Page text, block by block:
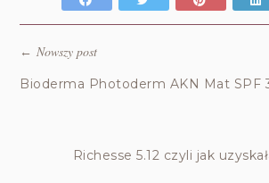
←Nowszy post
Bioderma Photoderm AKN Mat SPF
Richesse 5.12 czyli jak